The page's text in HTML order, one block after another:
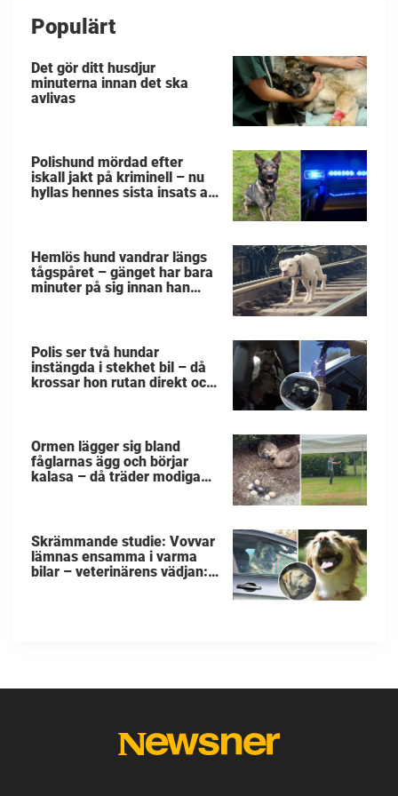
Populärt
Det gör ditt husdjur
minuterna innan det ska
avlivas
Polishund mördad efter
iskall jakt på kriminell – nu
hyllas hennes sista insats av
Hemlös hund vandrar längs
tågspåret – gänget har bara
minuter på sig innan han
Polis ser två hundar
instängda i stekhet bil – då
krossar hon rutan direkt och
Ormen lägger sig bland
fåglarnas ägg och börjar
kalasa – då träder modiga
Skrämmande studie: Vovvar
lämnas ensamma i varma
bilar – veterinärens vädjan: